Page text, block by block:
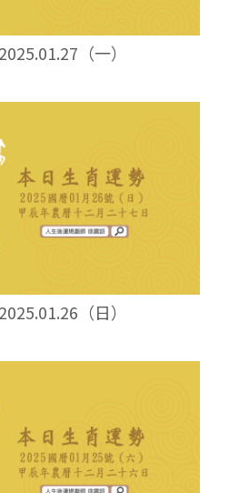
（一）
（日）